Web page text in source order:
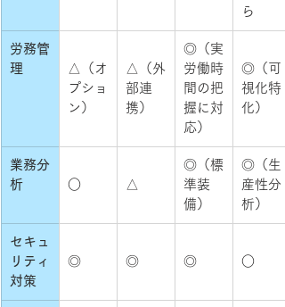
ら
労務管
理
△（オ
プショ
ン）
△（外
部連
携）
◎（実
労働時
間の把
握に対
応）
◎（可
視化特
化）
業務分
析
○ △
◎（標
準装
備）
◎（生
産性分
析）
セキュ
リティ
対策
◎ ◎ ◎ ○